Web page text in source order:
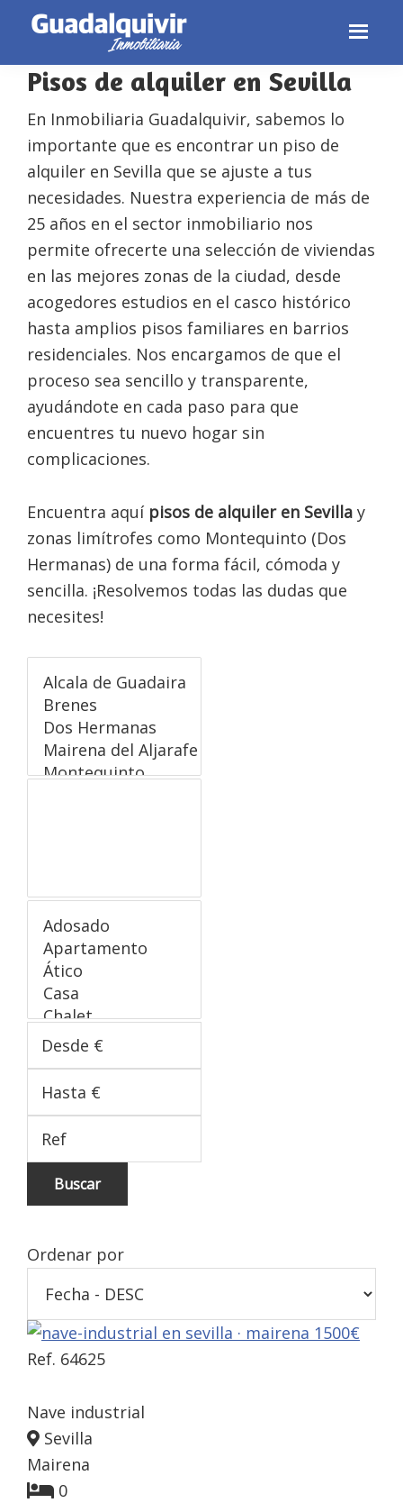
Skip
primary
navigation
Skip
main
content
Skip
footer
Pisos de alquiler en Sevilla
En Inmobiliaria Guadalquivir, sabemos lo
importante que es encontrar un piso de
alquiler en Sevilla que se ajuste a tus
necesidades. Nuestra experiencia de más de
25 años en el sector inmobiliario nos
permite ofrecerte una selección de viviendas
en las mejores zonas de la ciudad, desde
acogedores estudios en el casco histórico
hasta amplios pisos familiares en barrios
residenciales. Nos encargamos de que el
proceso sea sencillo y transparente,
ayudándote en cada paso para que
encuentres tu nuevo hogar sin
complicaciones.
Encuentra aquí pisos de alquiler en Sevilla y
zonas limítrofes como Montequinto (Dos
Hermanas) de una forma fácil, cómoda y
sencilla. ¡Resolvemos todas las dudas que
necesites!
Buscar
Ordenar por
Ref. 64625
Nave industrial
Sevilla
Mairena
0